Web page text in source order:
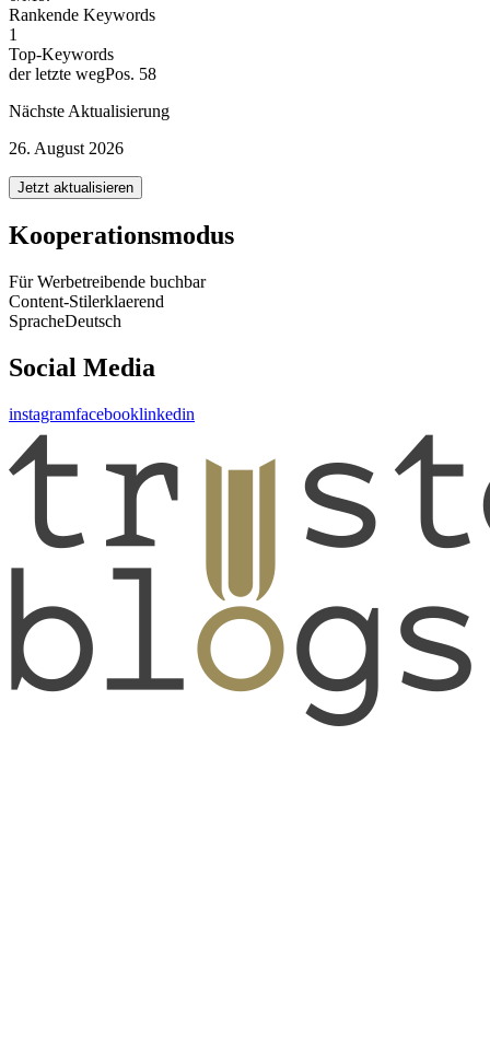
Rankende Keywords
1
Top-Keywords
der letzte wegPos. 58
Nächste Aktualisierung
26. August 2026
Jetzt aktualisieren
Kooperationsmodus
Für Werbetreibende buchbar
Content-Stilerklaerend
SpracheDeutsch
Social Media
instagramfacebooklinkedin